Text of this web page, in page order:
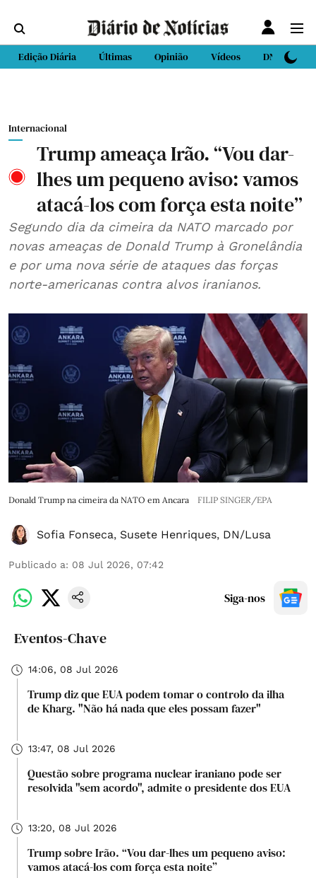
Edição Diária Últimas Opinião Vídeos DN Sport
Internacional
Trump ameaça Irão. “Vou dar-
lhes um pequeno aviso: vamos
atacá-los com força esta noite”
Segundo dia da cimeira da NATO marcado por
novas ameaças de Donald Trump à Gronelândia
e por uma nova série de ataques das forças
norte-americanas contra alvos iranianos.
Donald Trump na cimeira da NATO em Ancara FILIP SINGER/EPA
Sofia Fonseca, Susete Henriques, DN/Lusa
Publicado a: 08 Jul 2026, 07:42
Siga-nos
Eventos-Chave
14:06, 08 Jul 2026
Trump diz que EUA podem tomar o controlo da ilha
de Kharg. "Não há nada que eles possam fazer"
13:47, 08 Jul 2026
Questão sobre programa nuclear iraniano pode ser
resolvida "sem acordo", admite o presidente dos EUA
13:20, 08 Jul 2026
Trump sobre Irão. “Vou dar-lhes um pequeno aviso:
vamos atacá-los com força esta noite”